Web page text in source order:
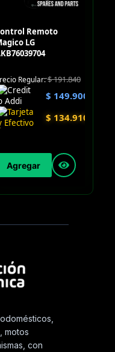
Remoto
LG
Regular:$191.840
$ 149.900
$ 134.910
Agregar
motos
con